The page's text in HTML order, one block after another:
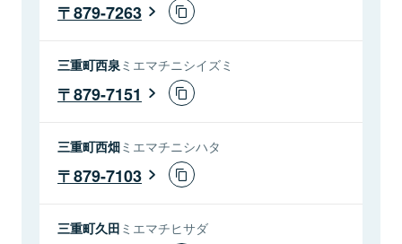
879-7263
三重町西泉 ミエマチニシイズミ
879-7151
三重町西畑ミエマチニシハタ
879-7103
三重町久田 ミエマチヒサダ